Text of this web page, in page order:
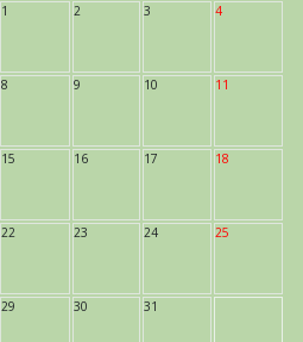
1 2 3 4
8 9 10 11
15 16 17 18
22 23 24 25
29 30 31